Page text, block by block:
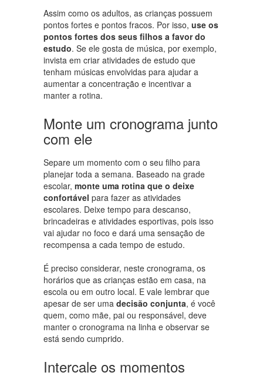
Assim como os adultos, as crianças possuem
pontos fortes e pontos fracos. Por isso, use os
pontos fortes dos seus filhos a favor do
estudo. Se ele gosta de música, por exemplo,
invista em criar atividades de estudo que
tenham músicas envolvidas para ajudar a
aumentar a concentração e incentivar a
manter a rotina.
Monte um cronograma junto
com ele
Separe um momento com o seu filho para
planejar toda a semana. Baseado na grade
escolar, monte uma rotina que o deixe
confortável para fazer as atividades
escolares. Deixe tempo para descanso,
brincadeiras e atividades esportivas, pois isso
vai ajudar no foco e dará uma sensação de
recompensa a cada tempo de estudo.
É preciso considerar, neste cronograma, os
horários que as crianças estão em casa, na
escola ou em outro local. E vale lembrar que
apesar de ser uma decisão conjunta, é você
quem, como mãe, pai ou responsável, deve
manter o cronograma na linha e observar se
está sendo cumprido.
Intercale os momentos